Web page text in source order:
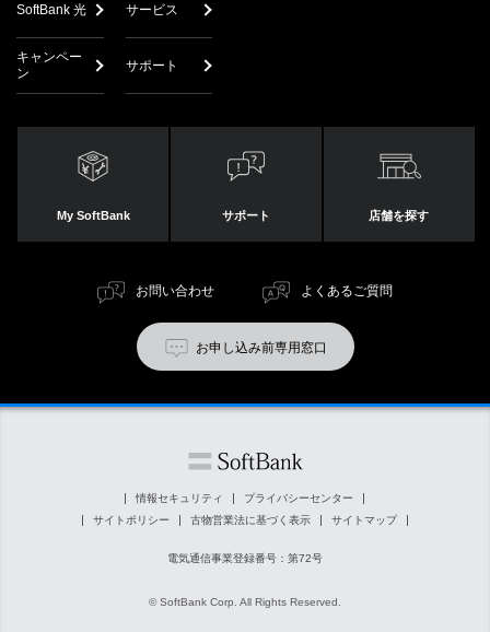
SoftBank 光 サービス
キャンペー
ン
サポート
My SoftBank サポート 店舗を探す
お問い合わせ よくあるご質問
お申し込み前専用窓口
情報セキュリティ
プライバシーセンター
サイトポリシー
古物営業法に基づく表示 サイトマップ
電気通信事業登録番号：第72号
© SoftBank Corp. All Rights Reserved.